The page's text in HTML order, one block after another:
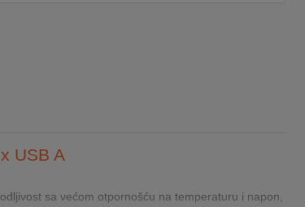
USB A
sa većom otpornošću na temperaturu i napon,